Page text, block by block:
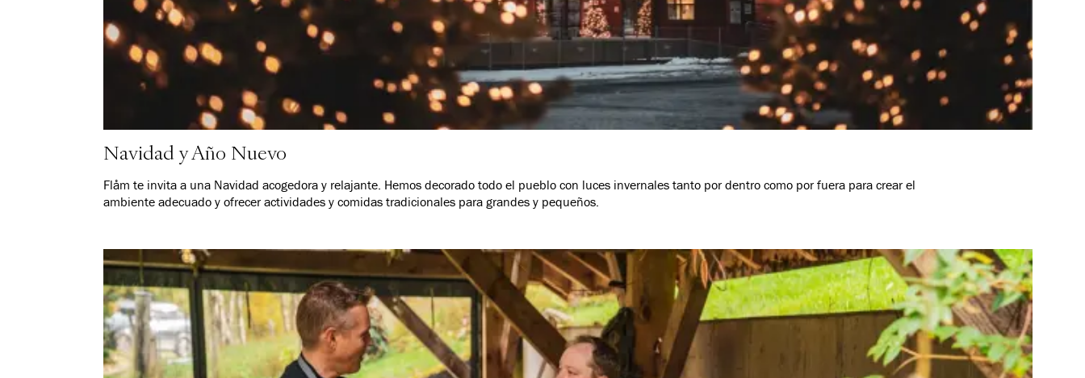
Navidad y Año Nuevo
Flåm te invita a una Navidad acogedora y relajante. Hemos decorado todo el pueblo con luces invernales tanto por dentro como por fuera para crear el
ambiente adecuado y ofrecer actividades y comidas tradicionales para grandes y pequeños.